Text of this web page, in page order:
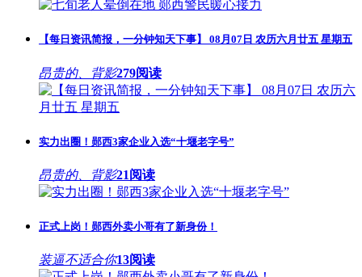
【每日资讯简报，一分钟知天下事】 08月07日 农历六月廿五 星期五
昂贵的、背影279阅读
实力出圈！郧西3家企业入选“十堰老字号”
昂贵的、背影21阅读
正式上岗！郧西外卖小哥有了新身份！
装逼不适合你13阅读